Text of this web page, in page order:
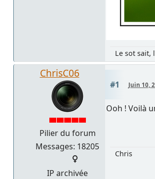
Le sot sait,
ChrisC06
Pilier du forum
Messages: 18205
IP archivée
#1 Juin 10,
Ooh ! Voilà
Chris